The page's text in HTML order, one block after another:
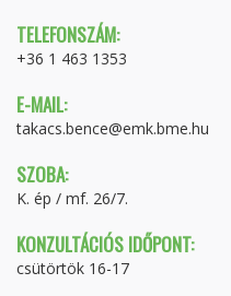
TELEFONSZÁM:
+36 1 463 1353
E-MAIL:
takacs.bence@emk.bme.hu
SZOBA:
K. ép / mf. 26/7.
KONZULTÁCIÓS IDŐPONT:
csütörtök 16-17